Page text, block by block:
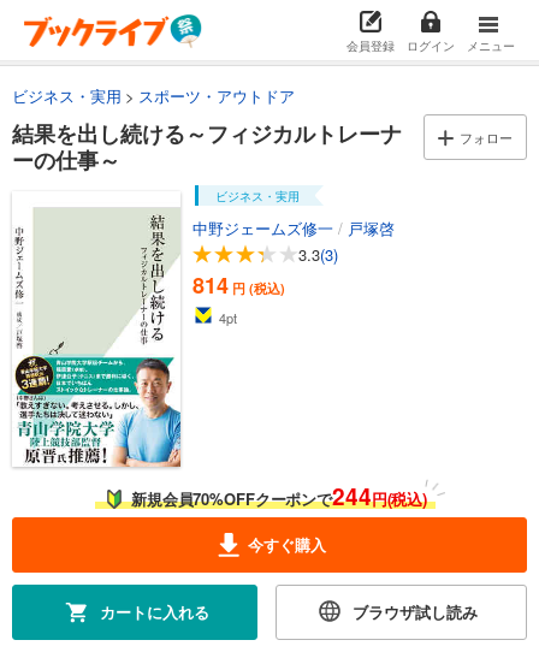
会員登録 ログイン メニュー
ビジネス・実用 スポーツ・アウトドア
結果を出し続ける～フィジカルトレーナ
ーの仕事～
フォロー
ビジネス・実用
中野ジェームズ修一 / 戸塚啓
3.3(3)
814 円 (税込)
4pt
新規会員70%OFFクーポンで244円(税込)
今すぐ購入
カートに入れる ブラウザ試し読み